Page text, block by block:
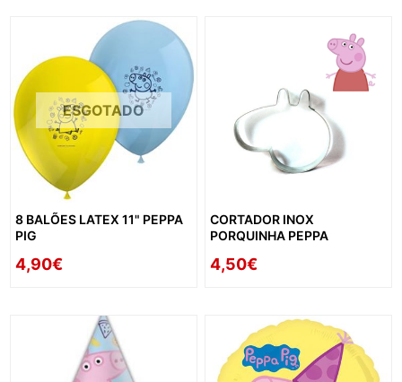
ESGOTADO
8 BALÕES LATEX 11" PEPPA
PIG
4,90€
CORTADOR INOX
PORQUINHA PEPPA
4,50€